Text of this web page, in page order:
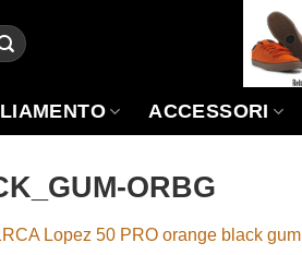
ACCESSORI
ORBG
Lopez 50 PRO orange black gum